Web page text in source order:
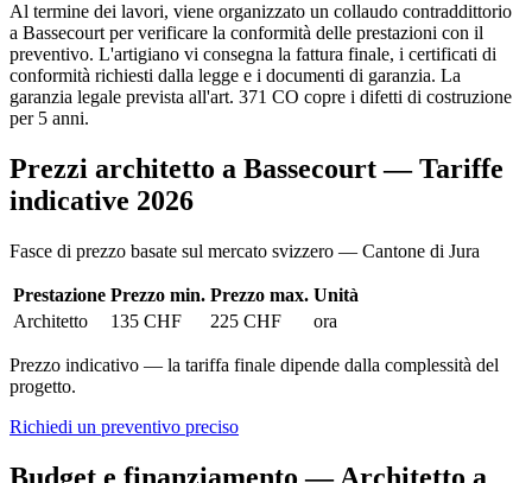
Al termine dei lavori, viene organizzato un collaudo contraddittorio
a Bassecourt per verificare la conformità delle prestazioni con il
preventivo. L'artigiano vi consegna la fattura finale, i certificati di
conformità richiesti dalla legge e i documenti di garanzia. La
garanzia legale prevista all'art. 371 CO copre i difetti di costruzione
per 5 anni.
Prezzi architetto a Bassecourt — Tariffe
indicative 2026
Fasce di prezzo basate sul mercato svizzero — Cantone di Jura
Prestazione Prezzo min. Prezzo max. Unità
Architetto
135 CHF 225 CHF ora
Prezzo indicativo — la tariffa finale dipende dalla complessità del
progetto.
Richiedi un preventivo preciso